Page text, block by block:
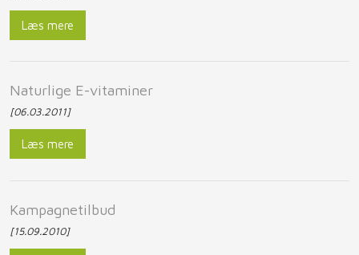
Læs mere
​Naturlige E-vitaminer
[06.03.2011]
Læs mere
​Kampagnetilbud
[15.09.2010]